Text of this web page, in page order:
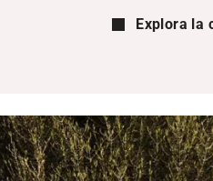
Explora la